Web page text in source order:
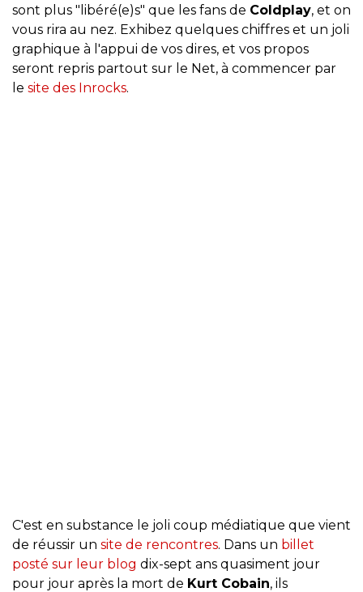
sont plus "libéré(e)s" que les fans de Coldplay, et on
vous rira au nez. Exhibez quelques chiffres et un joli
graphique à l'appui de vos dires, et vos propos
seront repris partout sur le Net, à commencer par
le site des Inrocks.
C'est en substance le joli coup médiatique que vient
de réussir un site de rencontres. Dans un billet
posté sur leur blog dix-sept ans quasiment jour
pour jour après la mort de Kurt Cobain, ils